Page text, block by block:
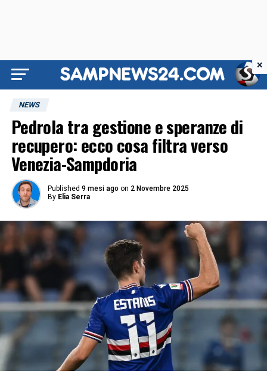
NEWS
Pedrola tra gestione e speranze di
recupero: ecco cosa filtra verso
Venezia-Sampdoria
Published 9 mesi ago on 2 Novembre 2025
By Elia Serra
×